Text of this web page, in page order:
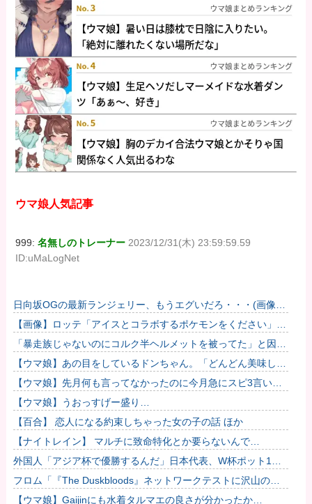
ウマ娘人気記事
999:名無しのトレーナー 2023/12/31(木) 23:59:59.59
ID:uMaLogNet
日向坂OGの最新ランジェリー、もうエグいだろ・・・(画像ど
ーん)
【画像】ロッテ「アイスとコラボするポケモンをください」ポ
ケモン公式「しょうがねえなぁ」
「暴走族じゃないのにコルク半ヘルメットを被ってた」と因縁
つけて暴行 少年らと父親(37)逮捕
【ウマ娘】あの目をしているドンちゃん。「どんどん美味しく
実る…♡」
【ウマ娘】先月何も言ってなかったのに今月急にスピ3言い出
したのが怪しいよな。
【ウマ娘】うおっすげー盛り…
【百合】 恋人になる約束しちゃった女の子の話 ほか
【ナイトレイン】 マルチに致命特化とか要らないんで…
外国人「アジア杯で優勝するんだ」日本代表、W杯ポット1入
りに現実味!?2030大会で出場枠「64」なら追い風に！アメリ
カ...
フロム「『The Duskbloods』ネットワークテストに沢山のご
応募をいただき誠にありがとうございました｡」
【ウマ娘】Gaijinにも水着タルマエの良さが分かったか…